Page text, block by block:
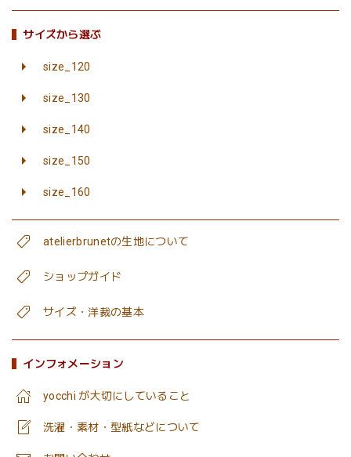
サイズから選ぶ
size_120
size_130
size_140
size_150
size_160
atelierbrunetの生地について
ショップガイド
サイズ・洋裁の基本
インフォメーション
yocchi が大切にしていること
洗濯・素材・型紙などについて